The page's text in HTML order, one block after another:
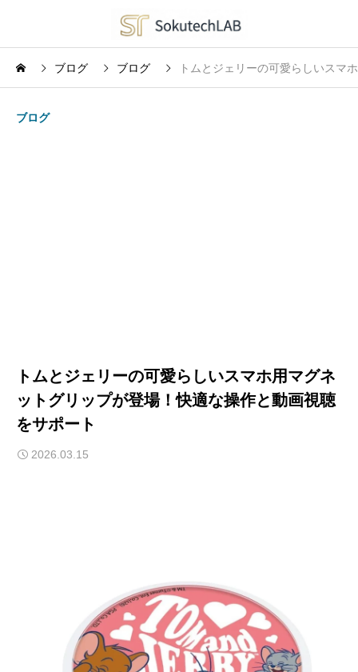
ブログ ブログ トムとジェリーの可愛らしいスマ
ブログ
トムとジェリーの可愛らしいスマホ用マグネ
ットグリップが登場！快適な操作と動画視聴
をサポート
2026.03.15